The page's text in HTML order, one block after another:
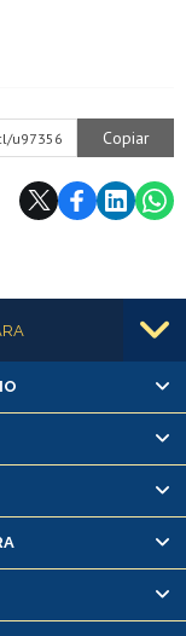
u97356 Copiar